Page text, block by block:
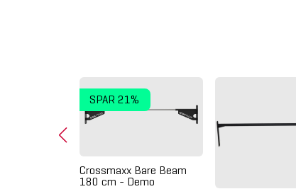
SPAR 21%
Crossmaxx Bare Beam
180 cm - Demo